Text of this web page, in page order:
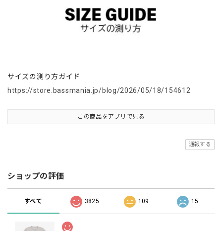
サイズの測り方ガイド
https://store.bassmania.jp/blog/2026/05/18/154612
この商品をアプリで見る
通報する
ショップの評価
すべて 3825 109 15